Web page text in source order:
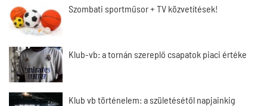
Szombati sportműsor + TV közvetítések!
Klub-vb: a tornán szereplő csapatok piaci értéke
Klub vb történelem: a születésétől napjainkig